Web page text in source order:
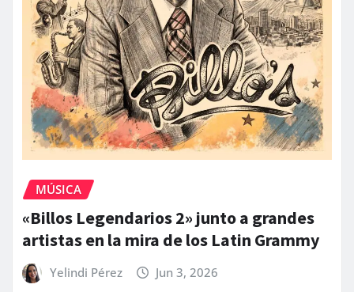
MÚSICA
«Billos Legendarios 2» junto a grandes
artistas en la mira de los Latin Grammy
Yelindi Pérez Jun 3, 2026